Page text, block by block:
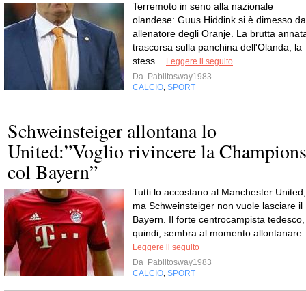
Terremoto in seno alla nazionale
olandese: Guus Hiddink si è dimesso da
allenatore degli Oranje. La brutta
trascorsa sulla panchina dell'Olanda, la
stess...
Leggere il seguito
Da Pablitosway1983
CALCIO SPORT
Schweinsteiger allontana lo
United:”Voglio rivincere la Champions
col Bayern”
Tutti lo accostano al Manchester United,
ma Schweinsteiger non vuole lasciare il
Bayern. Il forte centrocampista tedesco,
quindi, sembra al momento
Leggere il seguito
Da Pablitosway1983
CALCIO SPORT